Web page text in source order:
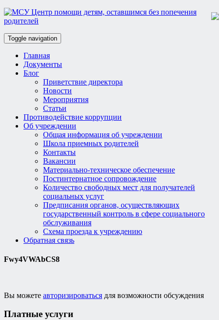
Toggle navigation
Главная
Документы
Блог
Приветствие директора
Новости
Мероприятия
Статьи
Противодействие коррупции
Об учреждении
Общая информация об учреждении
Школа приемных родителей
Контакты
Вакансии
Материально-техническое обеспечение
Постинтернатное сопровождение
Количество свободных мест для получателей
социальных услуг
Предписания органов, осуществляющих
государственный контроль в сфере социального
обслуживания
Схема проезда к учреждению
Обратная связь
Fwy4VWAbCS8
Вы можете авторизироваться для возможности обсуждения
Платные услуги